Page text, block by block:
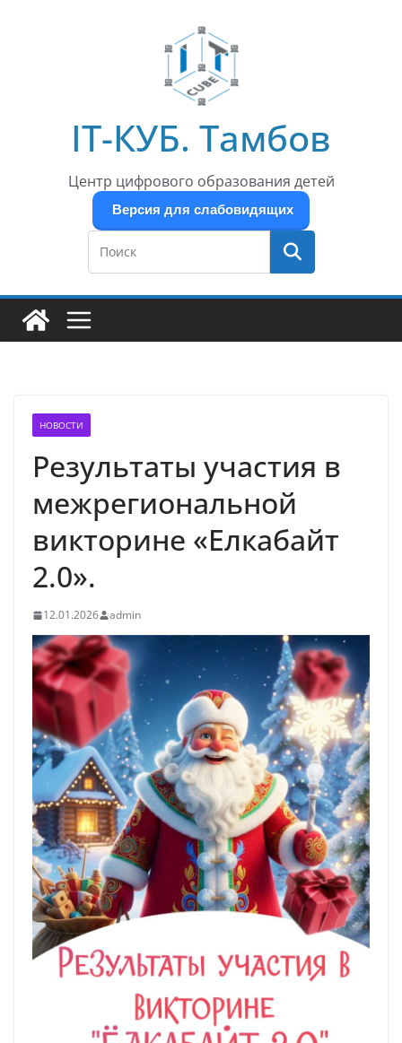
IT-КУБ. Тамбов
Центр цифрового образования детей
Версия для слабовидящих
НОВОСТИ
Результаты участия в
межрегиональной
викторине «Елкабайт
2.0».
12.01.2026 admin